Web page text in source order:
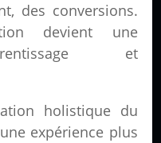
des conversions.
devient une
et
holistique du
expérience plus